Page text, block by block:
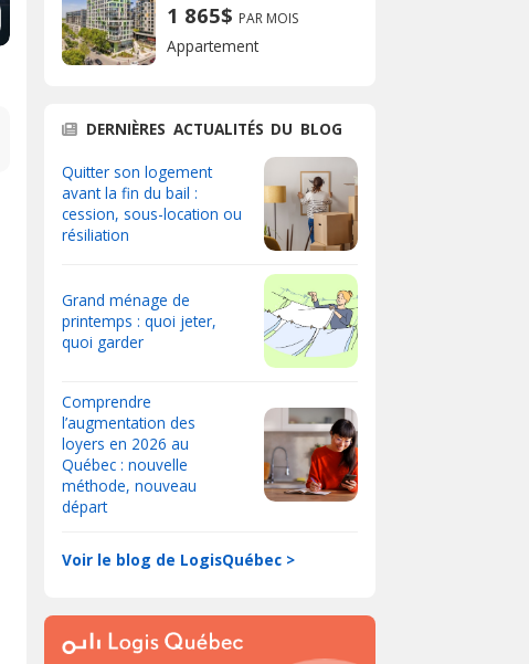
1 865$ PAR MOIS
Appartement
DERNIÈRES ACTUALITÉS DU BLOG
Quitter son logement
avant la fin du bail :
cession, sous-location ou
résiliation
Grand ménage de
printemps : quoi jeter,
quoi garder
Comprendre
l’augmentation des
loyers en 2026 au
Québec : nouvelle
méthode, nouveau
départ
Voir le blog de LogisQuébec >